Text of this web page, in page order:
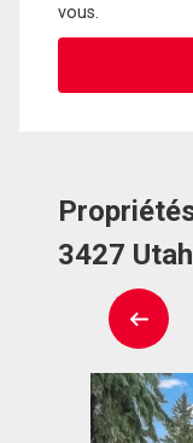
vous.
3427